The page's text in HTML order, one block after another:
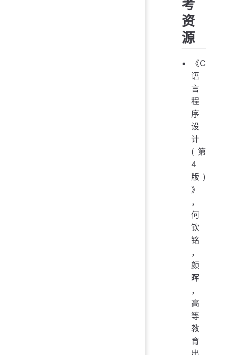
考
资
源
《C
语
言
程
序
设
计
(第
4
版)
》
，
何
钦
铭
，
颜
晖
，
高
等
教
育